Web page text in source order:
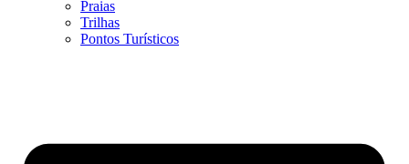
Praias
Trilhas
Pontos Turísticos